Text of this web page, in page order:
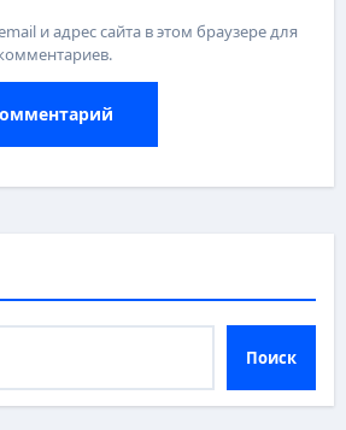
и адрес сайта в этом браузере для
Поиск